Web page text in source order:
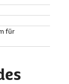
für